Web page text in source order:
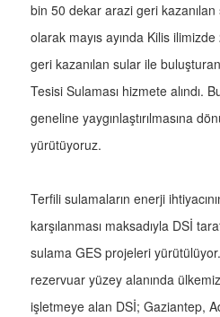
bin 50 dekar arazi geri kazanılan
olarak mayıs ayında Kilis
geri kazanılan sular ile
Tesisi Sulaması hizmete alındı.
geneline yaygınlaştırılmasına
yürütüyoruz.
Terfili sulamaların enerji
karşılanması maksadıyla DSİ
sulama GES projeleri
rezervuar yüzey alanında
işletmeye alan DSİ; Gaziantep,